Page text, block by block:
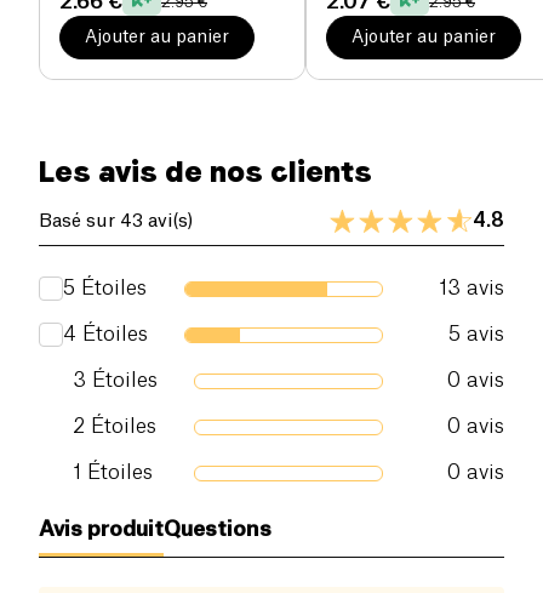
Ajouter au panier Ajouter au panier
Les avis de nos clients
Basé sur 43 avi(s) 4.8
5 Étoiles 13 avis
4 Étoiles 5 avis
3 Étoiles 0 avis
2 Étoiles 0 avis
1 Étoiles 0 avis
Avis produitQuestions